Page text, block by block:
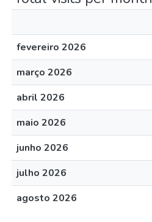
fevereiro 2026
março 2026
abril 2026
maio 2026
junho 2026
julho 2026
agosto 2026